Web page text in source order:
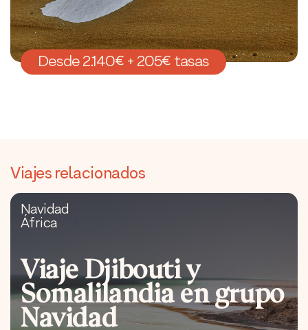
Desde 2.140€ + 205€ tasas
Viajes relacionados
Navidad
África
Viaje Djibouti y
Somalilandia en grupo
Navidad